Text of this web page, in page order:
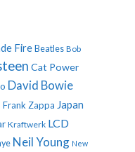
Fire Beatles Bob
Cat Power
David Bowie
Frank Zappa Japan
Kraftwerk LCD
Neil Young New